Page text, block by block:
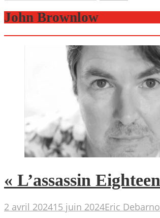
John Brownlow
« L’assassin
2 avril 202415 juin 2024Eric